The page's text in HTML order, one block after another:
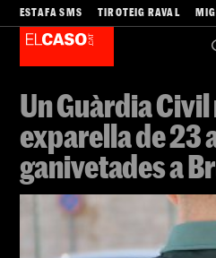
ESTAFA SMS TIROTEIG RAVAL
Un Guàrdia
exparella de 23
ganivetades a